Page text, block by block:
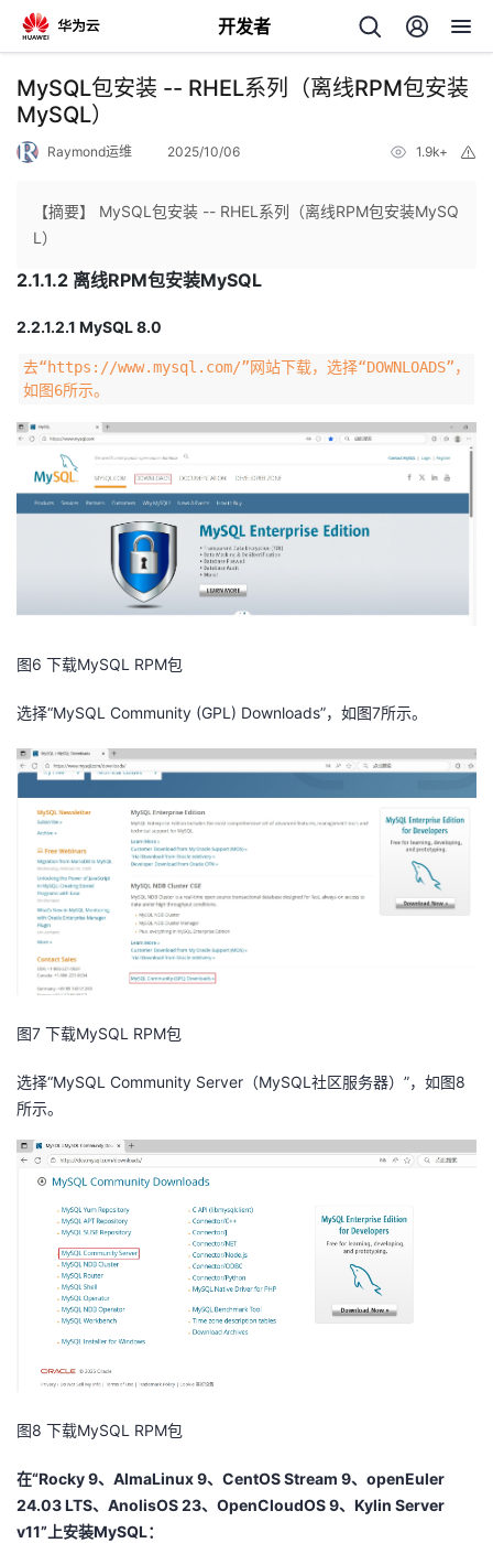
开发者
返
回
人
主
页
我
的
开
发
坛
圈
子
的
直
播
我
的
活
动
我
的
关
我
的
者
学
我
课
程
的
认
我
的我
我
支
持
我
的
术
支
持
我
云
声
建
议
MySQL包安装 -- RHEL系列（离线RPM包安装
MySQL）
Raymond运维 2025/10/06 1.9k+
【摘要】 MySQL包安装 -- RHEL系列（离线RPM包安装MySQ
L）
2.1.1.2 离线RPM包安装MySQL
2.2.1.2.1 MySQL 8.0
去“https://www.mysql.com/”网站下载，选择“DOWNLOADS”，
如图6所示。
图6 下载MySQL RPM包
选择“MySQL Community (GPL) Downloads”，如图7所示。
图7 下载MySQL RPM包
选择“MySQL Community Server（MySQL社区服务器）”，如图8
所示。
图8 下载MySQL RPM包
在“Rocky 9、AlmaLinux 9、CentOS Stream 9、openEuler
24.03 LTS、AnolisOS 23、OpenCloudOS 9、Kylin Server
v11”上安装MySQL：